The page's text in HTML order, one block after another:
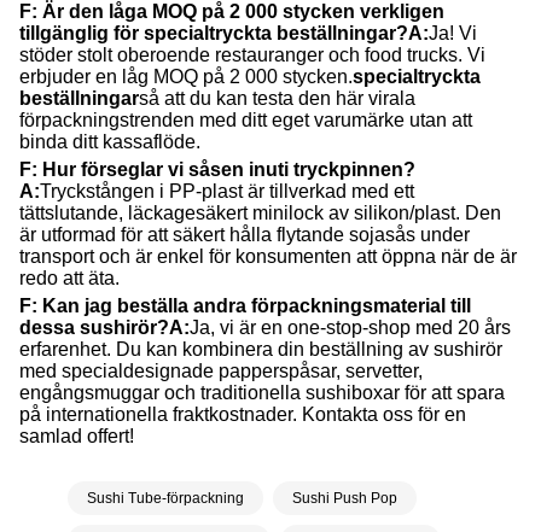
F: Är den låga MOQ på 2 000 stycken verkligen
tillgänglig för specialtryckta beställningar?A:Ja! Vi
stöder stolt oberoende restauranger och food trucks. Vi
erbjuder en låg MOQ på 2 000 stycken.specialtryckta
beställningarså att du kan testa den här virala
förpackningstrenden med ditt eget varumärke utan att
binda ditt kassaflöde.
F: Hur förseglar vi såsen inuti tryckpinnen?
A:Tryckstången i PP-plast är tillverkad med ett
tättslutande, läckagesäkert minilock av silikon/plast. Den
är utformad för att säkert hålla flytande sojasås under
transport och är enkel för konsumenten att öppna när de är
redo att äta.
F: Kan jag beställa andra förpackningsmaterial till
dessa sushirör?A:Ja, vi är en one-stop-shop med 20 års
erfarenhet. Du kan kombinera din beställning av sushirör
med specialdesignade papperspåsar, servetter,
engångsmuggar och traditionella sushiboxar för att spara
på internationella fraktkostnader. Kontakta oss för en
samlad offert!
Sushi Tube-förpackning Sushi Push Pop